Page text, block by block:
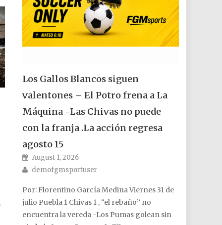
Los Gallos Blancos siguen
valentones – El Potro frena a La
Máquina -Las Chivas no puede
con la franja .La acción regresa
agosto 15
Posted on
August 1, 2026
Author
demofgmsportuser
Por: Florentino García Medina Viernes 31 de
julio Puebla 1 Chivas 1 , “el rebaño” no
encuentra la vereda -Los Pumas golean sin